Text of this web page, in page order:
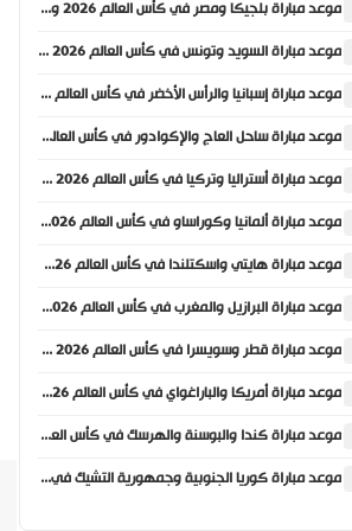
موعد مباراة بلجيكا ومصر في كأس العالم 2026 والقنوات الناقلة
موعد مباراة السويد وتونس في كأس العالم 2026 والقنوات الناقلة
موعد مباراة إسبانيا والرأس الأخضر في كأس العالم 2026 والقنوات الناقلة
موعد مباراة ساحل العاج والإكوادور في كأس العالم 2026 والقنوات الناقلة
موعد مباراة أستراليا وتركيا في كأس العالم 2026 والقنوات الناقلة
موعد مباراة ألمانيا وكوراساو في كأس العالم 2026 والقنوات الناقلة
موعد مباراة هايتي واسكتلندا في كأس العالم 2026 والقنوات الناقلة
موعد مباراة البرازيل والمغرب في كأس العالم 2026 والقنوات الناقلة
موعد مباراة قطر وسويسرا في كأس العالم 2026 والقنوات الناقلة
موعد مباراة أمريكا والباراغواي في كأس العالم 2026 والقنوات الناقلة
موعد مباراة كندا والبوسنة والهرسك في كأس العالم 2026 والقنوات الناقلة
موعد مباراة كوريا الجنوبية وجمهورية التشيك في كأس العالم 2026 والقنوات الناقلة